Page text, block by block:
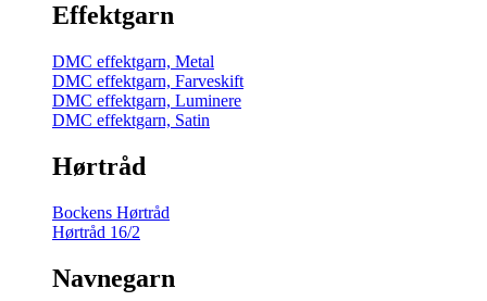
Effektgarn
DMC effektgarn, Metal
DMC effektgarn, Farveskift
DMC effektgarn, Luminere
DMC effektgarn, Satin
Hørtråd
Bockens Hørtråd
Hørtråd 16/2
Navnegarn